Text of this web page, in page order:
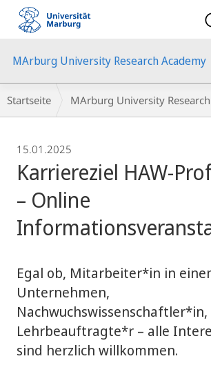
Mobile-
Navigation
MArburg University Research Academy
Breadcrumb-
Navigation
Startseite MArburg University
15.01.2025
Karriereziel HAW-
– Online
Egal ob, Mitarbeiter*in in
Unternehmen,
Nachwuchswissenschaftler*in,
Lehrbeauftragte*r – alle
sind herzlich willkommen.